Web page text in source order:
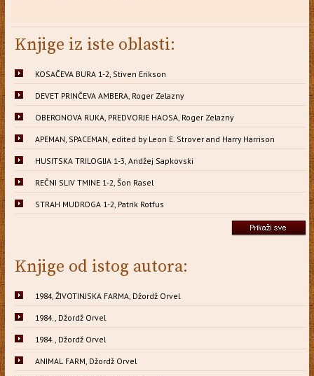
Knjige iz iste oblasti:
KOSAČEVA BURA 1-2, Stiven Erikson
DEVET PRINČEVA AMBERA, Roger Zelazny
OBERONOVA RUKA, PREDVORJE HAOSA, Roger Zelazny
APEMAN, SPACEMAN, edited by Leon E. Strover and Harry Harrison
HUSITSKA TRILOGIJA 1-3, Andžej Sapkovski
REČNI SLIV TMINE 1-2, Šon Rasel
STRAH MUDROGA 1-2, Patrik Rotfus
Knjige od istog autora:
1984, ŽIVOTINJSKA FARMA, Džordž Orvel
1984., Džordž Orvel
1984., Džordž Orvel
ANIMAL FARM, Džordž Orvel